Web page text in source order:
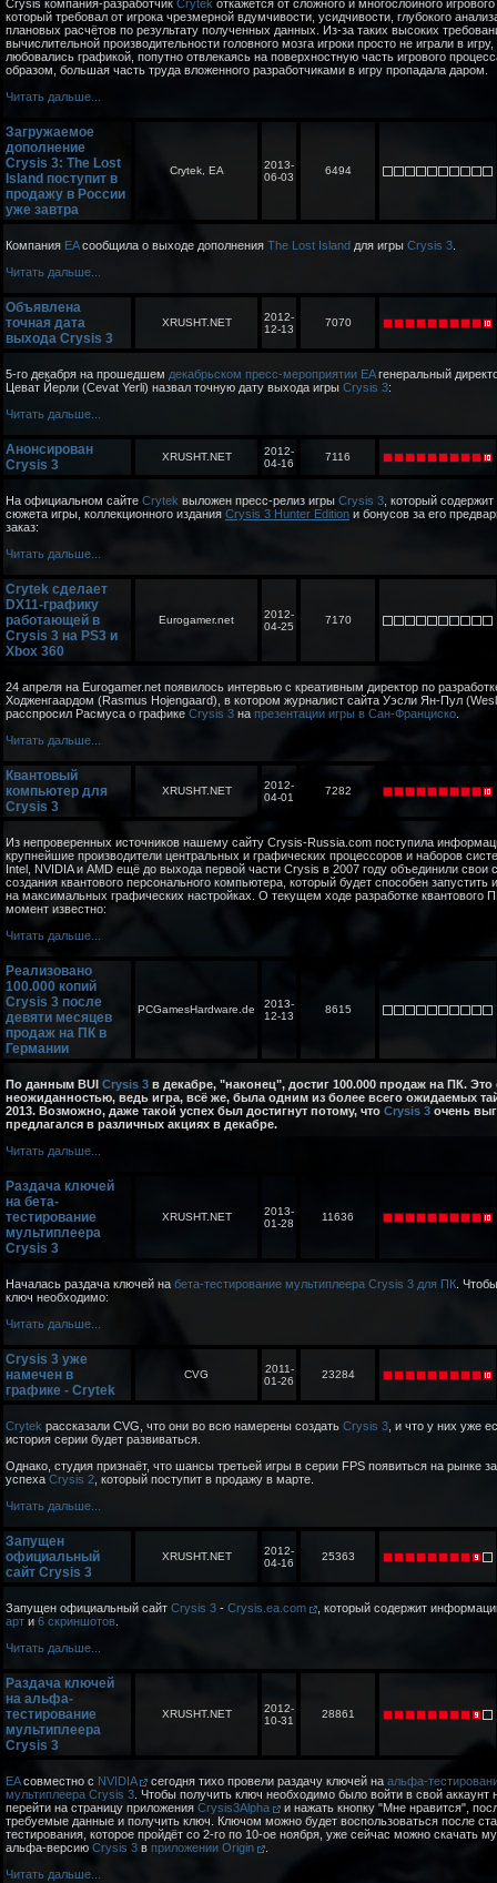
Crysis компания-разработчик Crytek откажется от сложного и многослойного
который требовал от игрока чрезмерной вдумчивости, усидчивости, глубокого
плановых расчётов по результату полученных данных. Из-за таких высоких
вычислительной производительности головного мозга игроки просто не играли в игру,
любовались графикой, попутно отвлекаясь на поверхностную часть игрового
образом, большая часть труда вложенного разработчиками в игру пропадала даром.
Читать дальше...
Загружаемое
дополнение
Crysis 3: The Lost
Island поступит в
продажу в России
уже завтра
Crytek, EA
2013-
06-03
6494
Компания EAсообщила о выходе дополнения The Lost Island для игры Crysis 3
Читать дальше...
Объявлена
точная дата
выхода Crysis 3
XRUSHT.NET
2012-
12-13
7070
5-го декабря на прошедшем декабрьском пресс-мероприятии EAгенеральный
Цеват Йерли (Cevat Yerli) назвал точную дату выхода игры Crysis 3:
Читать дальше...
Анонсирован
Crysis 3
XRUSHT.NET
2012-
04-16
7116
На официальном сайте Crytek выложен пресс-релиз игры Crysis 3 , который
сюжета игры, коллекционного издания Crysis 3 Hunter Edition и бонусов за его
заказ:
Читать дальше...
Crytek сделает
DX11-графику
работающей в
Crysis 3 на PS3 и
Xbox 360
Eurogamer.net
2012-
04-25
7170
24 апреля на Eurogamer.net появилось интервью с креативным директор по
Ходженгаардом (Rasmus Hojengaard), в котором журналист сайта Уэсли Ян-Пул
расспросил Расмуса о графике Crysis 3 на презентации игры в Сан-Франциско
Читать дальше...
Квантовый
компьютер для
Crysis 3
XRUSHT.NET
2012-
04-01
7282
Из непроверенных источников нашему сайту Crysis-Russia.com поступила
крупнейшие производители центральных и графических процессоров и наборов
Intel, NVIDIA и AMD ещё до выхода первой части Crysis в 2007 году объединили свои
создания квантового персонального компьютера, который будет способен запустить
на максимальных графических настройках. О текущем ходе разработке квантового
момент известно:
Читать дальше...
Реализовано
100.000 копий
Crysis 3 после
девяти месяцев
продаж на ПК в
Германии
PCGamesHardware.de
2013-
12-13
8615
По данным BUI Crysis 3 в декабре, "наконец", достиг 100.000 продаж на ПК. Это
неожиданностью, ведь игра, всё же, была одним из более всего ожидаемых
2013. Возможно, даже такой успех был достигнут потому, что Crysis 3 очень
предлагался в различных акциях в декабре.
Читать дальше...
Раздача ключей
на бета-
тестирование
мультиплеера
Crysis 3
XRUSHT.NET
2013-
01-28
11636
Началась раздача ключей на бета-тестирование мультиплеера Crysis 3 для ПК .
ключ необходимо:
Читать дальше...
Crysis 3 уже
намечен в
графике - Crytek
CVG
2011-
01-26
23284
Crytek рассказали CVG, что они во всю намерены создать Crysis 3 , и что у них уже
история серии будет развиваться.
Однако, студия признаёт, что шансы третьей игры в серии FPS появиться на рынке
успеха Crysis 2 , который поступит в продажу в марте.
Читать дальше...
Запущен
официальный
сайт Crysis 3
XRUSHT.NET
2012-
04-16
25363
Запущен официальный сайт Crysis 3 - Crysis.ea.com
, который содержит
арт и 6 скриншотов
Читать дальше...
Раздача ключей
на альфа-
тестирование
мультиплеера
Crysis 3
XRUSHT.NET
2012-
10-31
28861
EAсовместно с NVIDIA сегодня тихо провели раздачу ключей на альфа-
мультиплеера Crysis 3 . Чтобы получить ключ необходимо было войти в свой аккаунт
перейти на страницу приложения Crysis3Alpha
и нажать кнопку "Мне нравится",
требуемые данные и получить ключ. Ключом можно будет воспользоваться после
тестирования, которое пройдёт со 2-го по 10-ое ноября, уже сейчас можно скачать
альфа-версию Crysis 3 в приложении Origin
Читать дальше...